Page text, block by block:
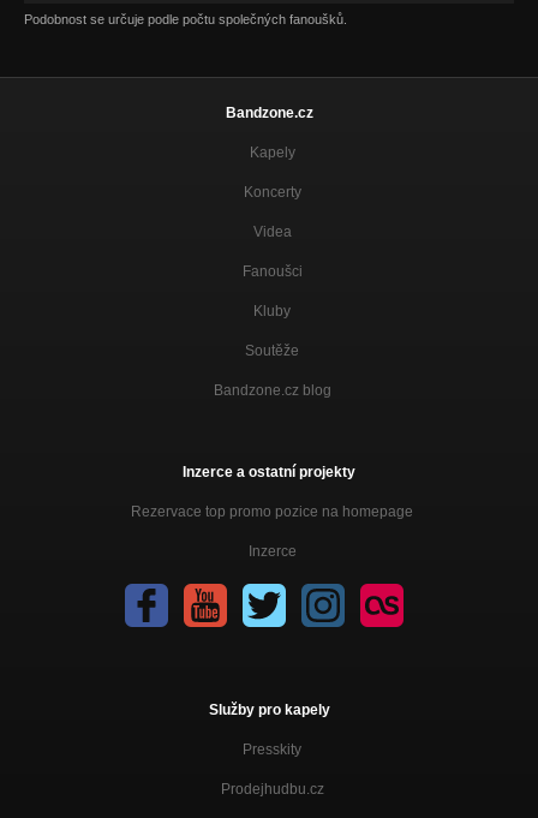
Podobnost se určuje podle počtu společných fanoušků.
Bandzone.cz
Kapely
Koncerty
Videa
Fanoušci
Kluby
Soutěže
Bandzone.cz blog
Inzerce a ostatní projekty
Rezervace top promo pozice na homepage
Inzerce
Služby pro kapely
Presskity
Prodejhudbu.cz